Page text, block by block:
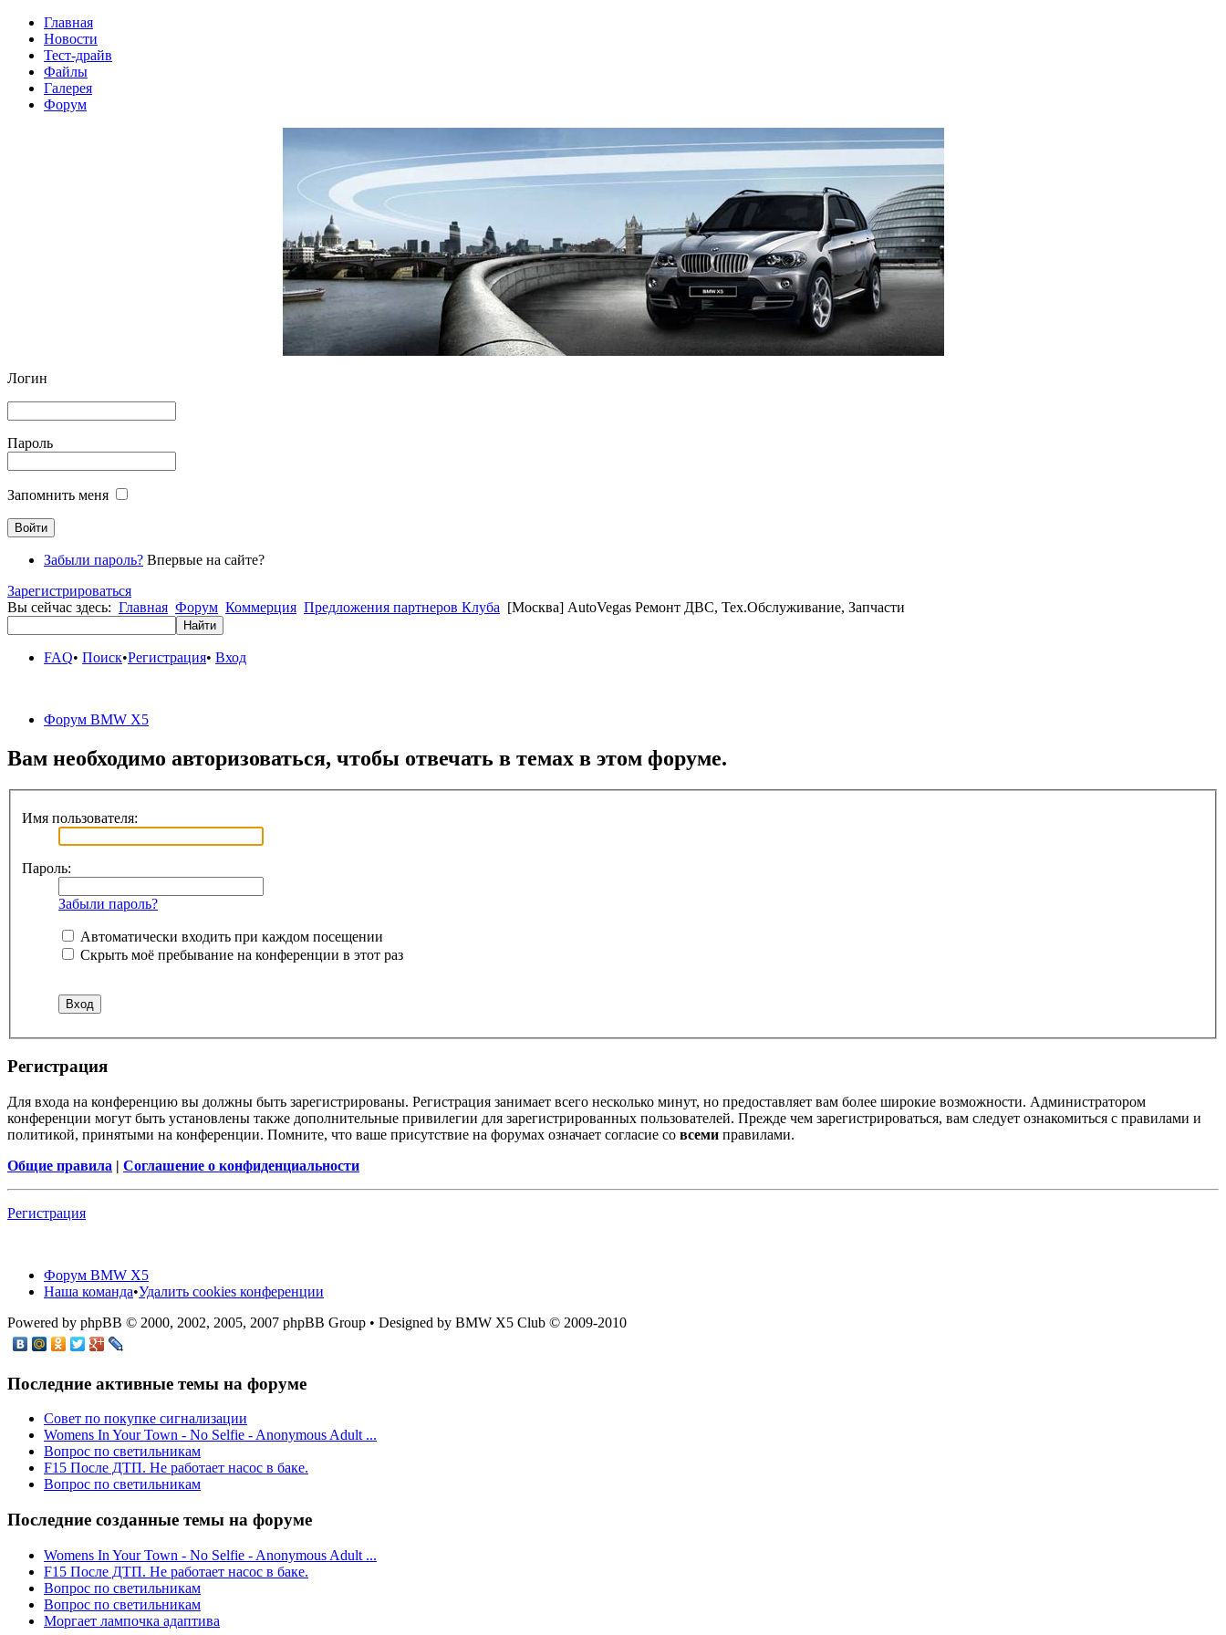
Главная
Новости
Тест-драйв
Файлы
Галерея
Форум
Логин
Пароль
Запомнить меня
Забыли пароль? Впервые на сайте?
Зарегистрироваться
Вы сейчас здесь: Главная Форум Коммерция Предложения партнеров Клуба [Москва] AutoVegas Ремонт ДВС, Тех.Обслуживание, Запчасти
FAQ• Поиск•Регистрация• Вход
Форум BMW X5
Вам необходимо авторизоваться, чтобы отвечать в темах в этом форуме.
Имя пользователя:
Пароль:
Забыли пароль?
Автоматически входить при каждом посещении
Скрыть моё пребывание на конференции в этот раз
Регистрация
Для входа на конференцию вы должны быть зарегистрированы. Регистрация занимает всего несколько минут, но предоставляет вам более широкие возможности. Администратором
конференции могут быть установлены также дополнительные привилегии для зарегистрированных пользователей. Прежде чем зарегистрироваться, вам следует ознакомиться с правилами и
политикой, принятыми на конференции. Помните, что ваше присутствие на форумах означает согласие со всеми правилами.
Общие правила | Соглашение о конфиденциальности
Регистрация
Форум BMW X5
Наша команда•Удалить cookies конференции
Powered by phpBB © 2000, 2002, 2005, 2007 phpBB Group • Designed by BMW X5 Club © 2009-2010
Последние активные темы на форуме
Cовет по покупке сигнализации
Womens In Your Town - No Selfie - Anonymous Adult ...
Вопрос по светильникам
F15 После ДТП. Не работает насос в баке.
Вопрос по светильникам
Последние созданные темы на форуме
Womens In Your Town - No Selfie - Anonymous Adult ...
F15 После ДТП. Не работает насос в баке.
Вопрос по светильникам
Вопрос по светильникам
Моргает лампочка адаптива